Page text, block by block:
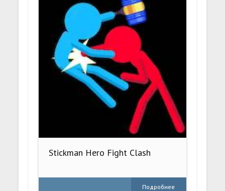
Stickman Hero Fight Clash
Подробнее